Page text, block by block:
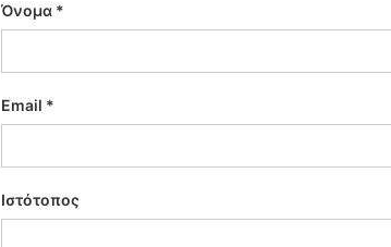
Όνομα *
Email *
Ιστότοπος